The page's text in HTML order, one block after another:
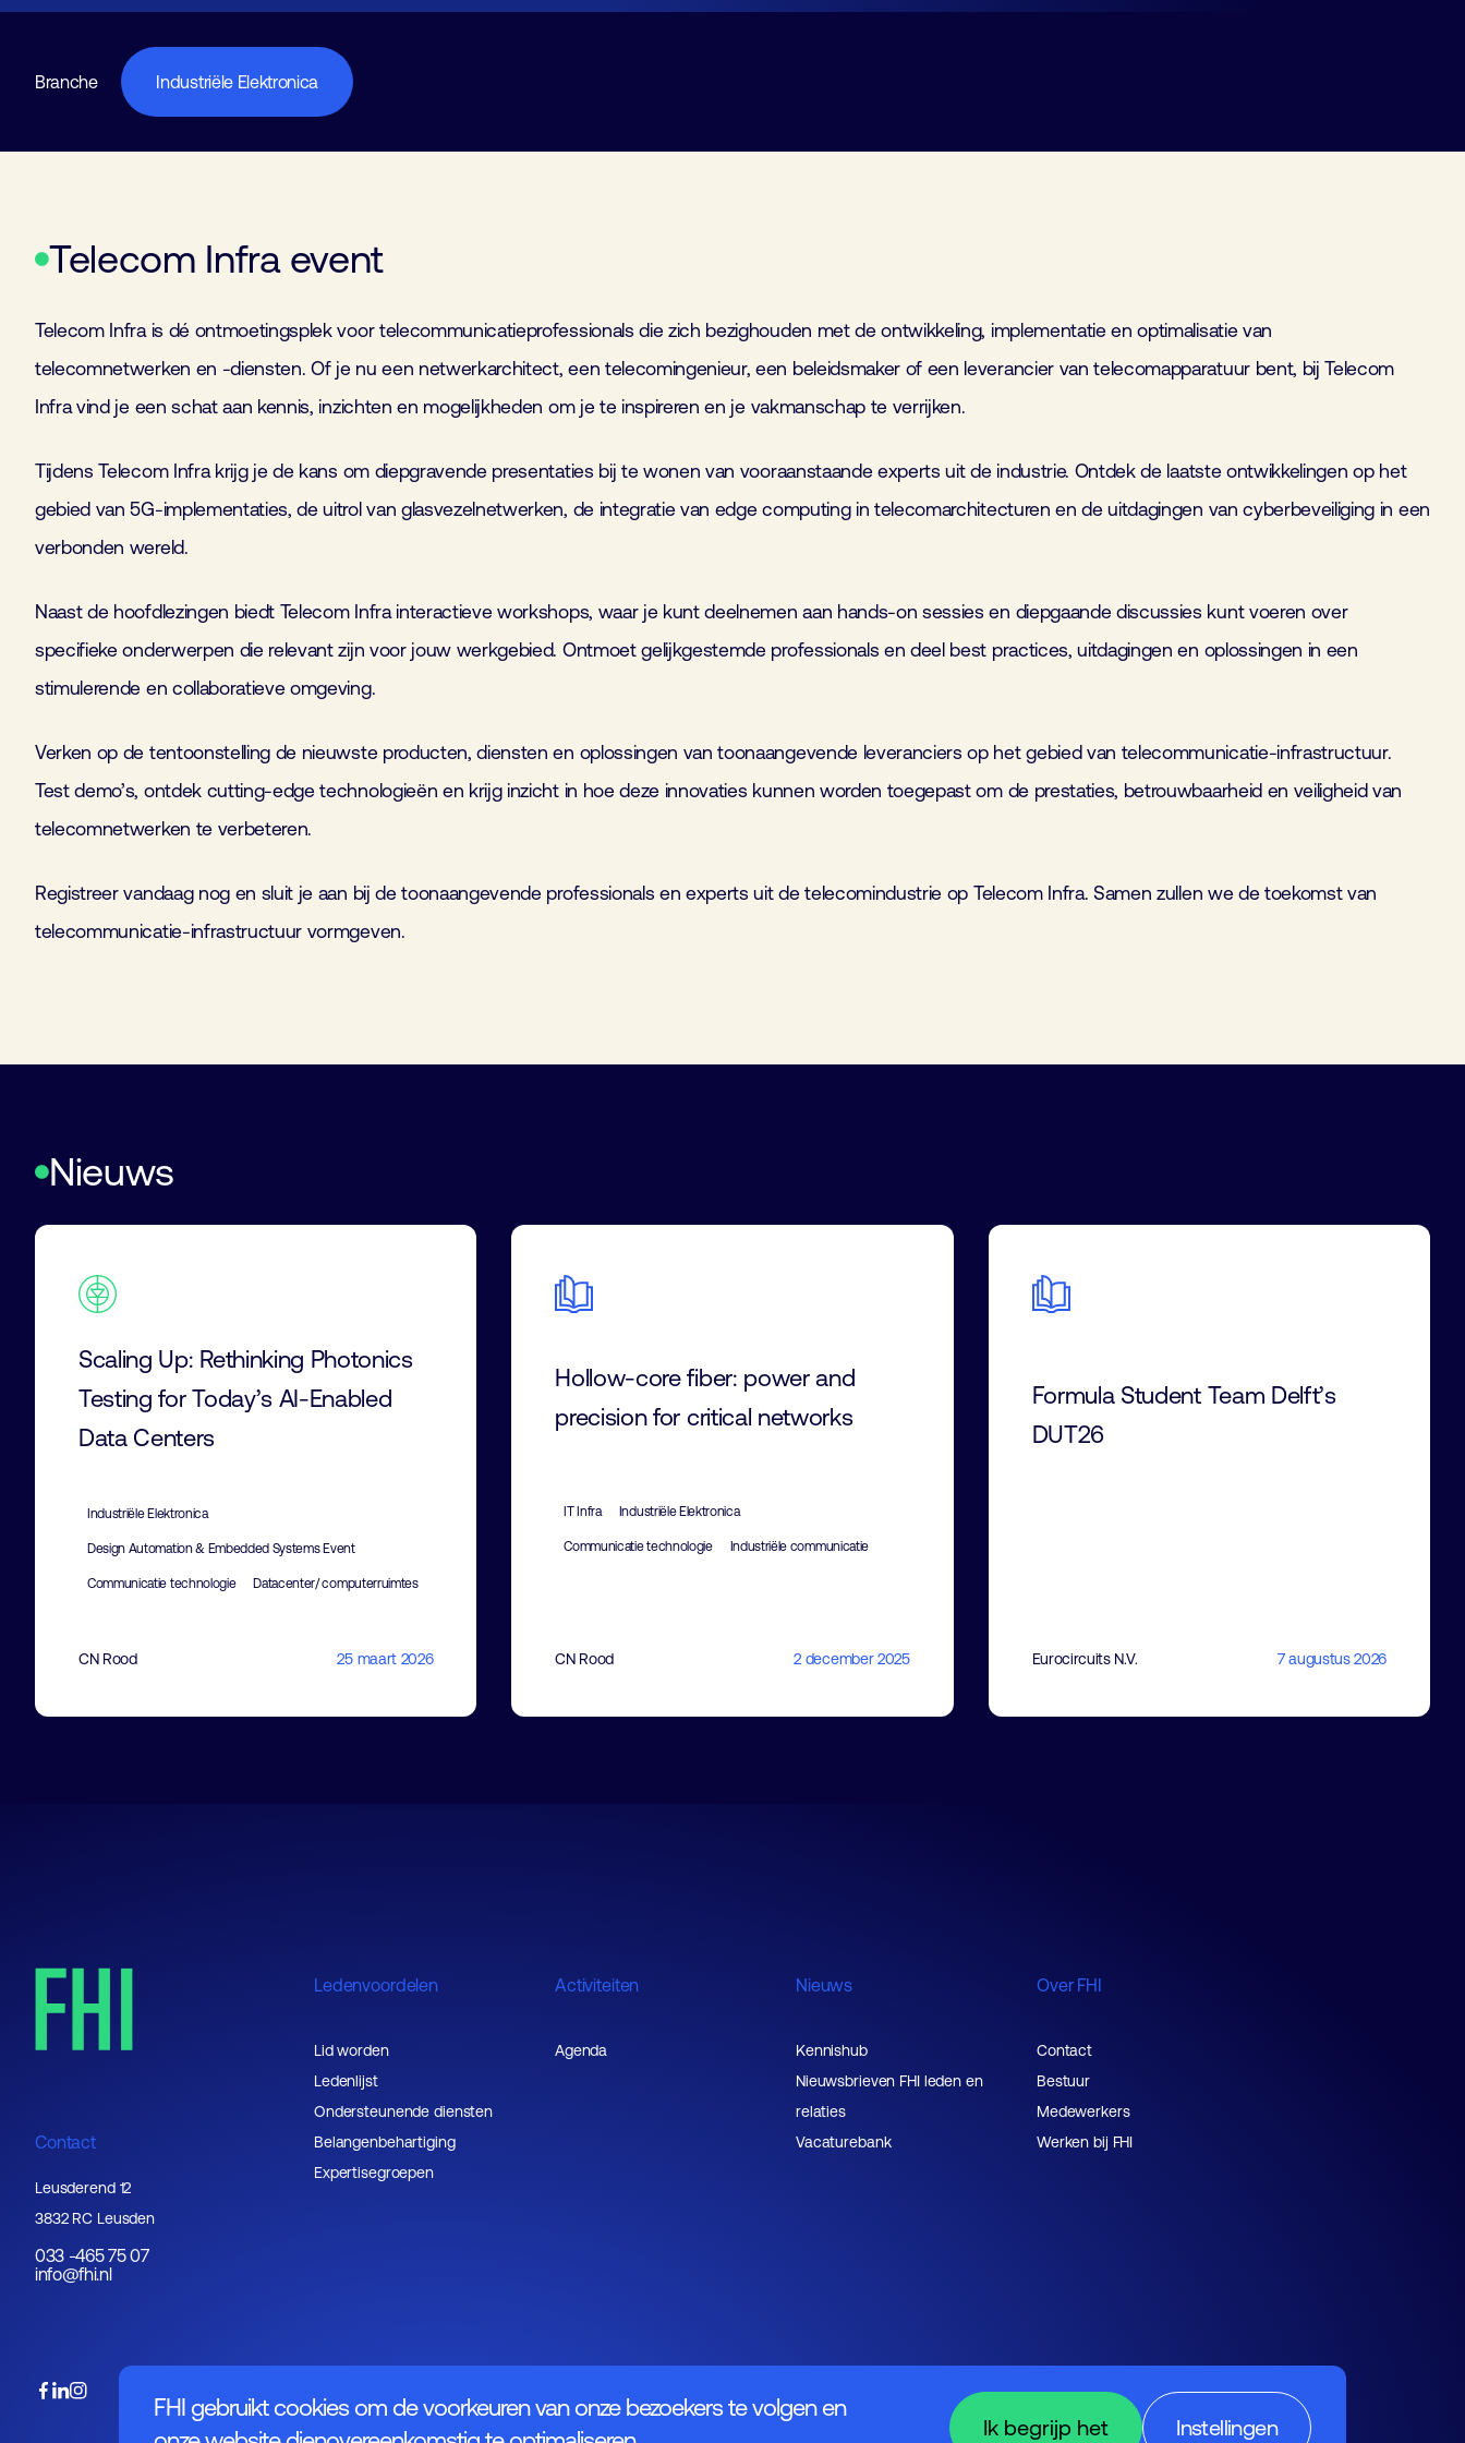
FHI gebruikt cookies om de voorkeuren van onze bezoekers te volgen en
Instellingen
Ik begrijp het
Lid worden
Laboratorium Technologie
Workshops
Medewerkers
Branche Industriële Elektronica
Telecom Infra event
Telecom Infra is dé ontmoetingsplek voor telecommunicatieprofessionals die zich bezighouden met de ontwikkeling, implementatie en optimalisatie van
telecomnetwerken en -diensten. Of je nu een netwerkarchitect, een telecomingenieur, een beleidsmaker of een leverancier van telecomapparatuur bent, bij Telecom
Infra vind je een schat aan kennis, inzichten en mogelijkheden om je te inspireren en je vakmanschap te verrijken.
Tijdens Telecom Infra krijg je de kans om diepgravende presentaties bij te wonen van vooraanstaande experts uit de industrie. Ontdek de laatste ontwikkelingen op het
gebied van 5G-implementaties, de uitrol van glasvezelnetwerken, de integratie van edge computing in telecomarchitecturen en de uitdagingen van cyberbeveiliging in een
verbonden wereld.
Naast de hoofdlezingen biedt Telecom Infra interactieve workshops, waar je kunt deelnemen aan hands-on sessies en diepgaande discussies kunt voeren over
specifieke onderwerpen die relevant zijn voor jouw werkgebied. Ontmoet gelijkgestemde professionals en deel best practices, uitdagingen en oplossingen in een
stimulerende en collaboratieve omgeving.
Verken op de tentoonstelling de nieuwste producten, diensten en oplossingen van toonaangevende leveranciers op het gebied van telecommunicatie-infrastructuur.
Test demo’s, ontdek cutting-edge technologieën en krijg inzicht in hoe deze innovaties kunnen worden toegepast om de prestaties, betrouwbaarheid en veiligheid van
telecomnetwerken te verbeteren.
Registreer vandaag nog en sluit je aan bij de toonaangevende professionals en experts uit de telecomindustrie op Telecom Infra. Samen zullen we de toekomst van
telecommunicatie-infrastructuur vormgeven.
Nieuws
Scaling Up: Rethinking Photonics
Testing for Today’s AI-Enabled
Data Centers
Industriële Elektronica
Design Automation & Embedded Systems Event
Communicatie technologie Datacenter/ computerruimtes
CN Rood 25 maart 2026
Hollow-core fiber: power and
precision for critical networks
IT Infra Industriële Elektronica
Communicatie technologie Industriële communicatie
CN Rood 2 december 2025
Formula Student Team Delft’s
DUT26
Eurocircuits N.V. 7 augustus 2026
Contact
Leusderend 12
3832 RC Leusden
033 -465 75 07
info@fhi.nl
Ledenvoordelen
Lid worden
Ledenlijst
Ondersteunende diensten
Belangenbehartiging
Expertisegroepen
Activiteiten
Agenda
Nieuws
Kennishub
Nieuwsbrieven FHI leden en
relaties
Vacaturebank
Over FHI
Contact
Bestuur
Medewerkers
Werken bij FHI